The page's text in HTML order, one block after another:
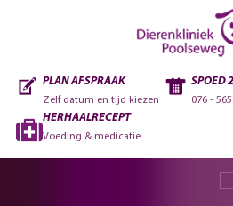
PLAN AFSPRAAK
Zelf datum en tijd kiezen
SPOED
076 -
HERHAALRECEPT
Voeding & medicatie